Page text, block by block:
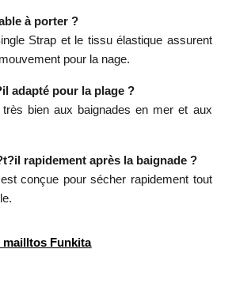
à porter ?
Strap et le tissu élastique assurent
pour la nage.
adapté pour la plage ?
bien aux baignades en mer et aux
rapidement après la baignade ?
conçue pour sécher rapidement tout
mailltos Funkita